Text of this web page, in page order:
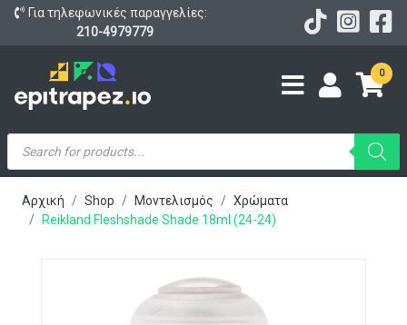
Για τηλεφωνικές παραγγελίες:
210-4979779
0
Products
search
Αρχική Shop Μοντελισμός
Χρώματα
Reikland Fleshshade Shade 18ml (24-24)